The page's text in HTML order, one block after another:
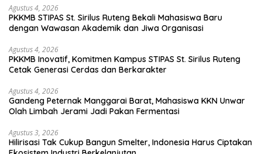
Agustus 4, 2026
PKKMB STIPAS St. Sirilus Ruteng Bekali Mahasiswa Baru
dengan Wawasan Akademik dan Jiwa Organisasi
Agustus 4, 2026
PKKMB Inovatif, Komitmen Kampus STIPAS St. Sirilus Ruteng
Cetak Generasi Cerdas dan Berkarakter
Agustus 4, 2026
Gandeng Peternak Manggarai Barat, Mahasiswa KKN Unwar
Olah Limbah Jerami Jadi Pakan Fermentasi
Agustus 3, 2026
Hilirisasi Tak Cukup Bangun Smelter, Indonesia Harus Ciptakan